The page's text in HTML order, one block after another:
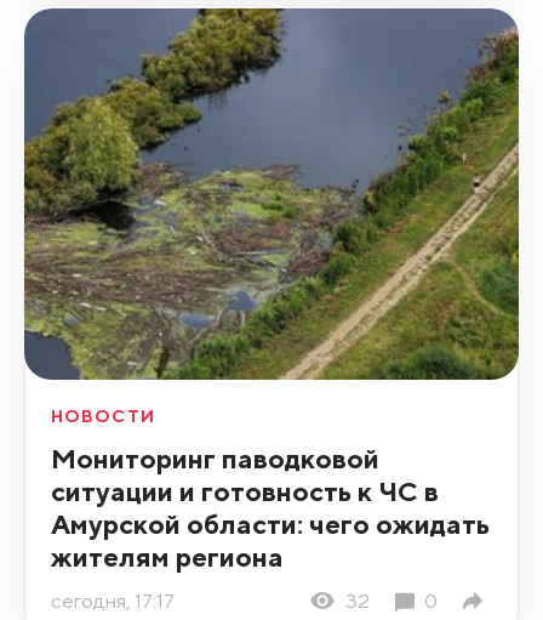
НОВОСТИ
Мониторинг паводковой
ситуации и готовность к ЧС в
Амурской области: чего ожидать
жителям региона
сегодня, 17:17 32 0